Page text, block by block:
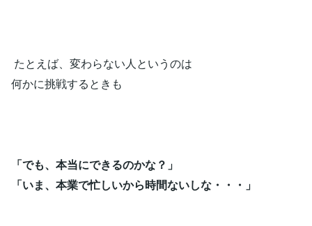
たとえば、変わらない人というのは
何かに挑戦するときも
「でも、本当にできるのかな？」
「いま、本業で忙しいから時間ないしな・・・」